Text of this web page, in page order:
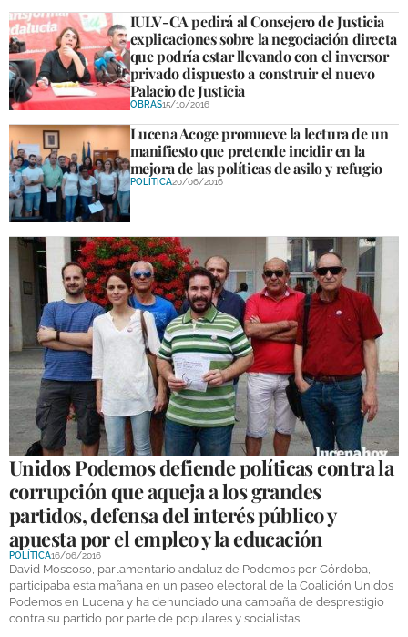
IULV-CA pedirá al Consejero de Justicia
explicaciones sobre la negociación directa
que podría estar llevando con el inversor
privado dispuesto a construir el nuevo
Palacio de Justicia
OBRAS15/10/2016
Lucena Acoge promueve la lectura de un
manifiesto que pretende incidir en la
mejora de las políticas de asilo y refugio
POLÍTICA20/06/2016
Unidos Podemos defiende políticas contra la
corrupción que aqueja a los grandes
partidos, defensa del interés público y
apuesta por el empleo y la educación
POLÍTICA16/06/2016
David Moscoso, parlamentario andaluz de Podemos por Córdoba,
participaba esta mañana en un paseo electoral de la Coalición Unidos
Podemos en Lucena y ha denunciado una campaña de desprestigio
contra su partido por parte de populares y socialistas